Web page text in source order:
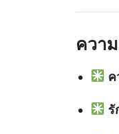
ควา
ค
รั